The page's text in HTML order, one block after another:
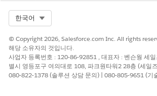
한국어
© Copyright 2026, Salesforce.com Inc. All rights
해당 소유자의 것입니다.
사업자 등록번호 : 120-86-92851 , 대표자 : 벤슨웡 세
별시 영등포구 여의대로 108, 파크원타워2 28층 (세일
080-822-1378 (솔루션 상담 문의) | 080-805-9651 (기